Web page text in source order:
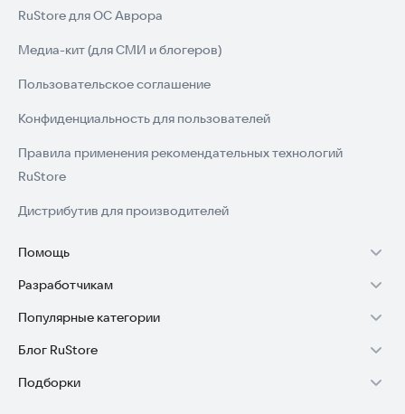
RuStore для ОС Аврора
Медиа-кит (для СМИ и блогеров)
Пользовательское соглашение
Конфиденциальность для пользователей
Правила применения рекомендательных технологий
RuStore
Дистрибутив для производителей
Помощь
Установка RuStore на TV
Установка RuStore на телефон
Установка RuStore в машину
Помощь пользователям RuStore
Разработчикам
Зарабатывать с RuStore
Стать разработчиком
Доступ к RuStore Консоль
Популярные категории
Игры для Android
Приложения банков
Блог RuStore
Обзоры игр для Android 2025
Подборки